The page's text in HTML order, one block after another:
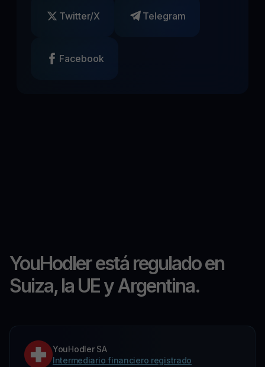
Twitter/X Telegram
Facebook
YouHodler está regulado en
Suiza, la UE y Argentina.
YouHodler SA
Intermediario financiero registrado